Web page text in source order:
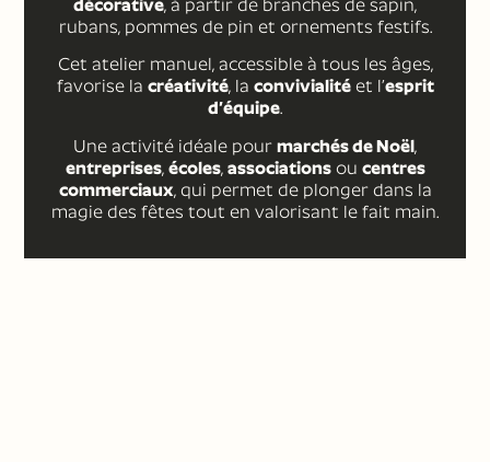
décorative, à partir de branches de sapin,
rubans, pommes de pin et ornements festifs.
Cet atelier manuel, accessible à tous les âges,
favorise la créativité, la convivialitéet l’esprit
d’équipe.
Une activité idéale pour marchés de Noël,
entreprises, écoles, associationsou centres
commerciaux, qui permet de plonger dans la
magie des fêtes tout en valorisant le fait main.